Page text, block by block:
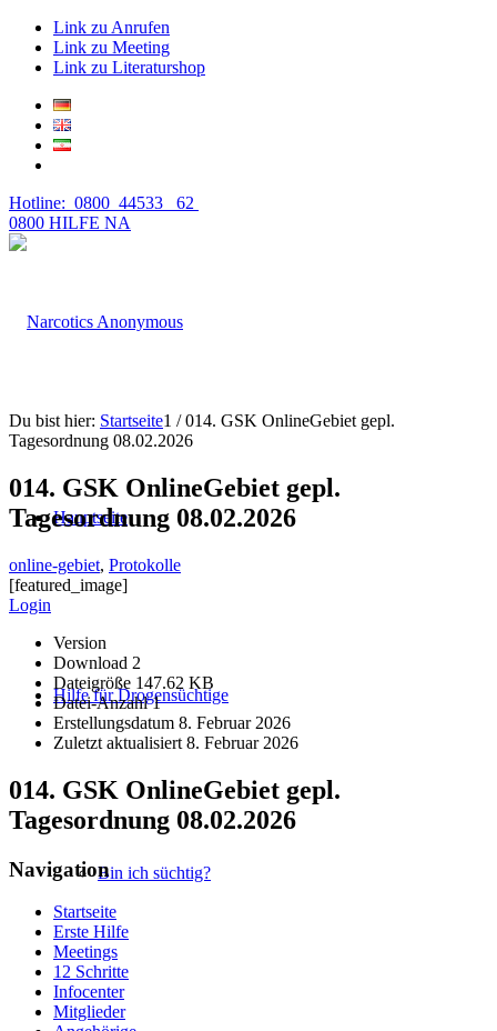
Link zu Anrufen
Link zu Meeting
Link zu Literaturshop
Hotline: 0800 44533 62
0800 HILFE NA
Hauptseite
Hilfe für Drogensüchtige
Bin ich süchtig?
Du bist hier: Startseite1 / 014. GSK OnlineGebiet gepl.
Tagesordnung 08.02.2026
014. GSK OnlineGebiet gepl.
Tagesordnung 08.02.2026
online-gebiet, Protokolle
[featured_image]
Login
Version
Download 2
Dateigröße 147.62 KB
Datei-Anzahl1
Erstellungsdatum 8. Februar 2026
Zuletzt aktualisiert 8. Februar 2026
014. GSK OnlineGebiet gepl.
Tagesordnung 08.02.2026
Navigation
Startseite
Erste Hilfe
Meetings
12 Schritte
Infocenter
Mitglieder